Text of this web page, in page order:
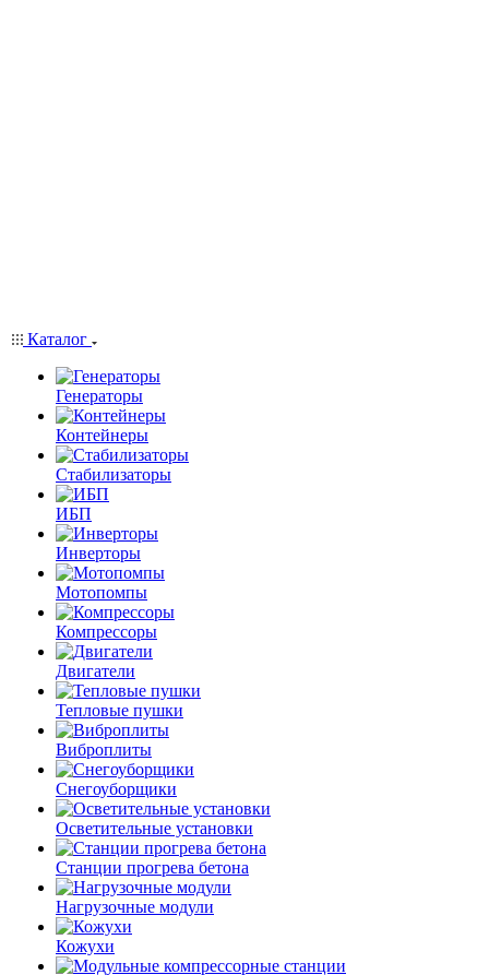
Каталог
Генераторы
Контейнеры
Стабилизаторы
ИБП
Инверторы
Мотопомпы
Компрессоры
Двигатели
Тепловые пушки
Виброплиты
Снегоуборщики
Осветительные установки
Станции прогрева бетона
Нагрузочные модули
Кожухи